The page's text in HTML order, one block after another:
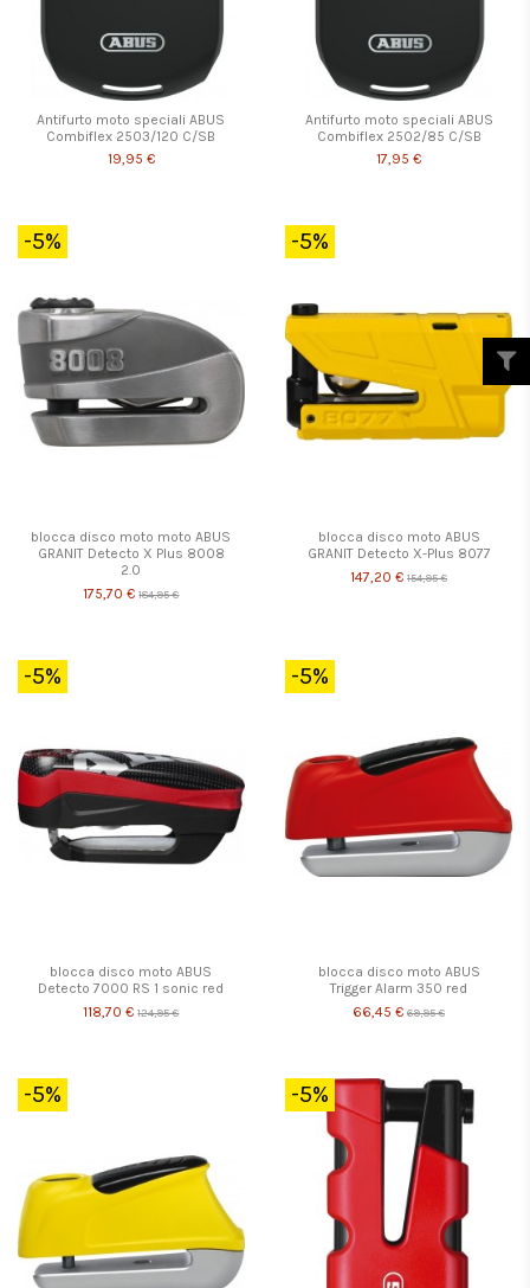
Antifurto moto speciali ABUS
Combiflex 2503/120 C/SB
19,95 €
Antifurto moto speciali ABUS
Combiflex 2502/85 C/SB
17,95 €
-5%
blocca disco moto moto ABUS
GRANIT Detecto X Plus 8008
2.0
175,70 € 184,95 €
-5%
blocca disco moto ABUS
GRANIT Detecto X-Plus 8077
147,20 € 154,95 €
-5%
blocca disco moto ABUS
Detecto 7000 RS 1 sonic red
118,70 € 124,95 €
-5%
blocca disco moto ABUS
Trigger Alarm 350 red
66,45 € 69,95 €
-5% -5%